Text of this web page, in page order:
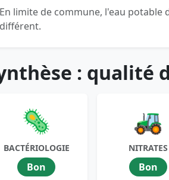
En limite de commune, l'eau potable
différent.
: qualité
🦠
BACTÉRIOLOGIE
Bon
🚜
NITRATES
Bon